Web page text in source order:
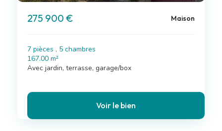
275 900 € Maison
7 pièces , 5 chambres
167.00 m²
Avec jardin, terrasse, garage/box
Voir le bien